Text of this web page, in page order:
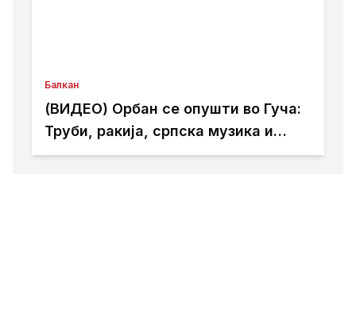
Балкан
(ВИДЕО) Орбан се опушти во Гуча:
Труби, ракија, српска музика и
дружба